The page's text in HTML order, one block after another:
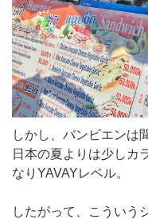
しかし、バンビエンは
日本の夏よりは少しカ
なりYAVAYレベル。
したがって、こういう